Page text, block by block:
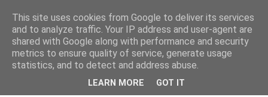
This site uses cookies from Google to deliver its services
and to analyze traffic. Your IP address and user-agent are
shared with Google along with performance and security
metrics to ensure quality of service, generate usage
statistics, and to detect and address abuse.
LEARN MORE GOT IT